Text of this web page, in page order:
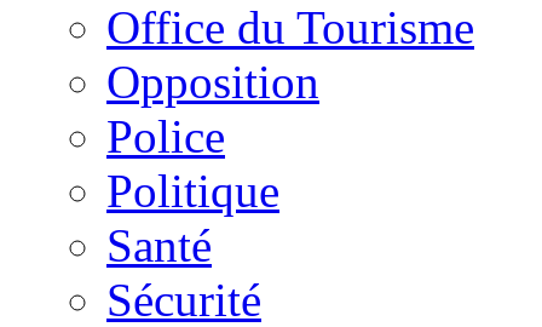
Office du Tourisme
Opposition
Police
Politique
Santé
Sécurité